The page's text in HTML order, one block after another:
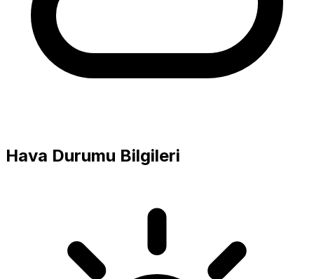
Hava Durumu Bilgileri